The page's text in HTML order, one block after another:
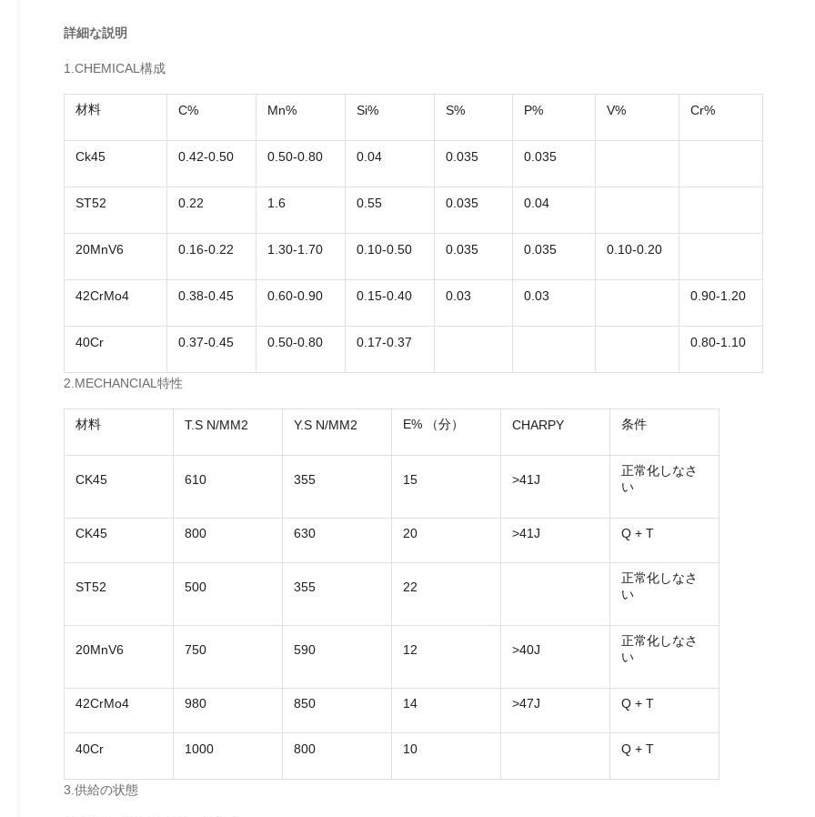
詳細な説明
1.CHEMICAL構成
材料 C% Mn% Si% S% P% V% Cr%
Ck45 0.42-0.50 0.50-0.80 0.04 0.035 0.035
ST52 0.22 1.6 0.55 0.035 0.04
20MnV6 0.16-0.22 1.30-1.70 0.10-0.50 0.035 0.035 0.10-0.20
42CrMo4 0.38-0.45 0.60-0.90 0.15-0.40 0.03 0.03 0.90-1.20
40Cr 0.37-0.45 0.50-0.80 0.17-0.37 0.80-1.10
2.MECHANCIAL特性
材料 T.S N/MM2 Y.S N/MM2 E% （分） CHARPY 条件
CK45 610 355 15 >41J
正常化しなさ
い
CK45 800 630 20 >41J Q + T
ST52 500 355 22
正常化しなさ
い
20MnV6 750 590 12 >40J
正常化しなさ
い
42CrMo4 980 850 14 >47J Q + T
40Cr 1000 800 10 Q + T
3.供給の状態